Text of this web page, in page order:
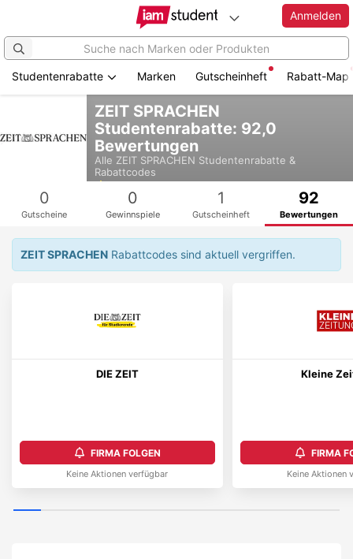
springen
Anmelden
Studentenrabatte Marken Gutscheinheft Rabatt-Map
ZEIT SPRACHEN
Studentenrabatte: 92,0
Bewertungen
Alle ZEIT SPRACHEN Studentenrabatte &
Rabattcodes
0
Gutscheine
0
Gewinnspiele
1
Gutscheinheft
92
Bewertungen
ZEIT SPRACHEN Rabattcodes sind aktuell vergriffen.
DIE ZEIT
FIRMA FOLGEN
Keine Aktionen verfügbar
Kleine
FIRMA
Keine Aktionen